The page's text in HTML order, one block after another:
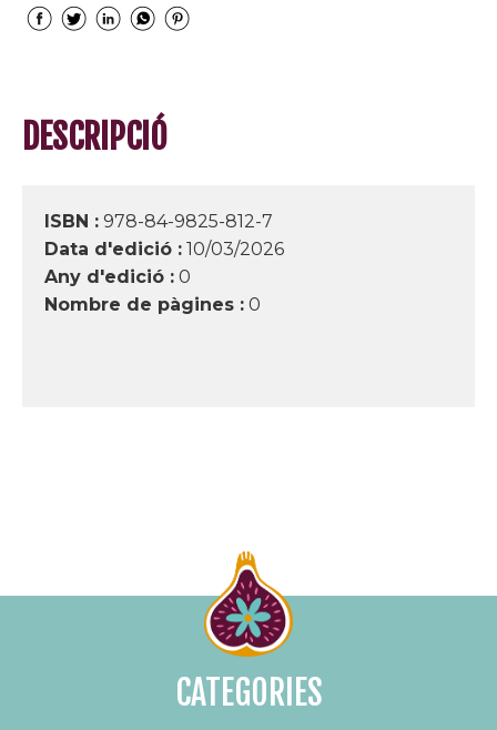
DESCRIPCIÓ
ISBN : 978-84-9825-812-7
Data d'edició : 10/03/2026
Any d'edició : 0
Nombre de pàgines : 0
CATEGORIES